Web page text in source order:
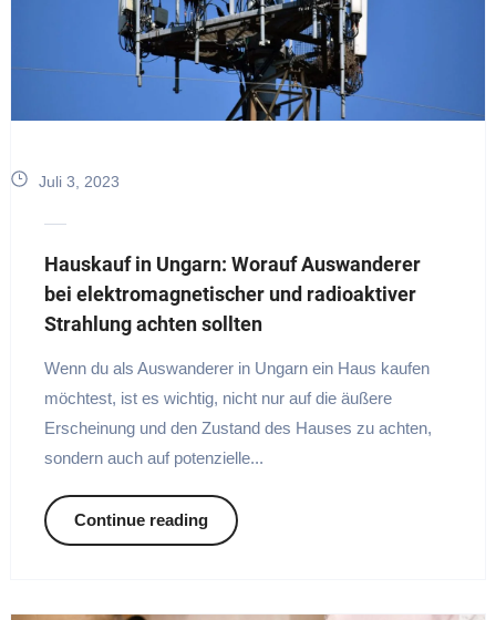
Juli 3, 2023
Hauskauf in Ungarn: Worauf Auswanderer
bei elektromagnetischer und radioaktiver
Strahlung achten sollten
Wenn du als Auswanderer in Ungarn ein Haus kaufen
möchtest, ist es wichtig, nicht nur auf die äußere
Erscheinung und den Zustand des Hauses zu achten,
sondern auch auf potenzielle...
Continue reading